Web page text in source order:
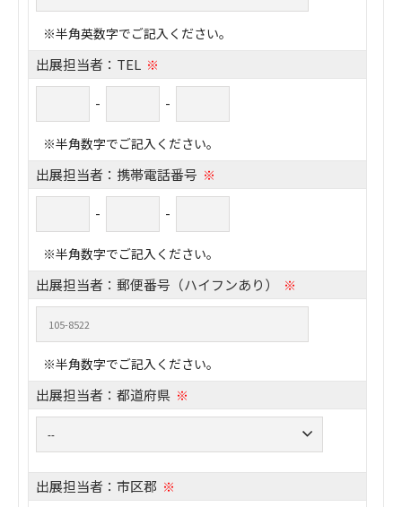
※半角英数字でご記入ください。
出展担当者：TEL ※
- -
※半角数字でご記入ください。
出展担当者：携帯電話番号 ※
- -
※半角数字でご記入ください。
出展担当者：郵便番号（ハイフンあり） ※
※半角数字でご記入ください。
出展担当者：都道府県 ※
出展担当者：市区郡 ※